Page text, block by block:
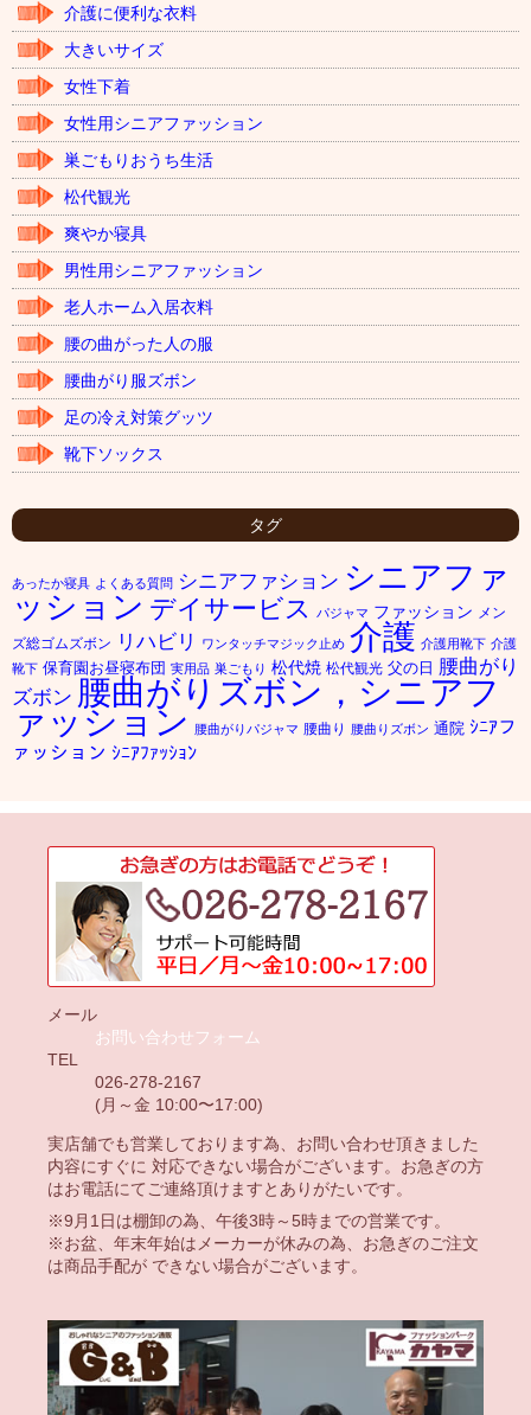
介護に便利な衣料
大きいサイズ
女性下着
女性用シニアファッション
巣ごもりおうち生活
松代観光
爽やか寝具
男性用シニアファッション
老人ホーム入居衣料
腰の曲がった人の服
腰曲がり服ズボン
足の冷え対策グッツ
靴下ソックス
タグ
あったか寝具 よくある質問 シニアファション シニアファ
ッション デイサービス パジャマ ファッション メン
ズ総ゴムズボン
リハビリ ワンタッチマジック止め 介護 介護用靴下 介護
靴下 保育園お昼寝布団 実用品 巣ごもり 松代焼 松代観光 父の日 腰曲がり
ズボン 腰曲がりズボン，シニアフ
ァッション 腰曲がりパジャマ 腰曲り 腰曲りズボン 通院 ｼﾆｱフ
ァッション ｼﾆｱﾌｧｯｼｮﾝ
メール
お問い合わせフォーム
TEL
026-278-2167
(月～金 10:00〜17:00)
実店舗でも営業しております為、お問い合わせ頂きました
内容にすぐに 対応できない場合がございます。お急ぎの方
はお電話にてご連絡頂けますとありがたいです。
※9月1日は棚卸の為、午後3時～5時までの営業です。
※お盆、年末年始はメーカーが休みの為、お急ぎのご注文
は商品手配が できない場合がございます。